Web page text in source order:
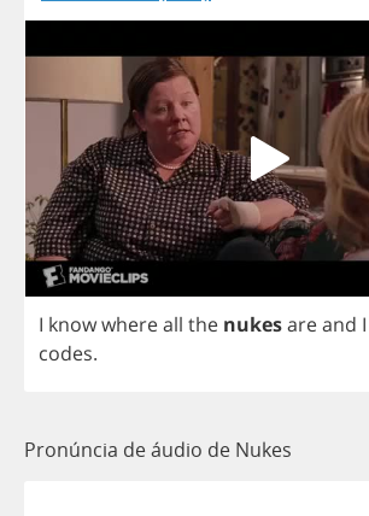
I knowwhereall the nukesareand I
codes.
Pronúncia de áudio de Nukes